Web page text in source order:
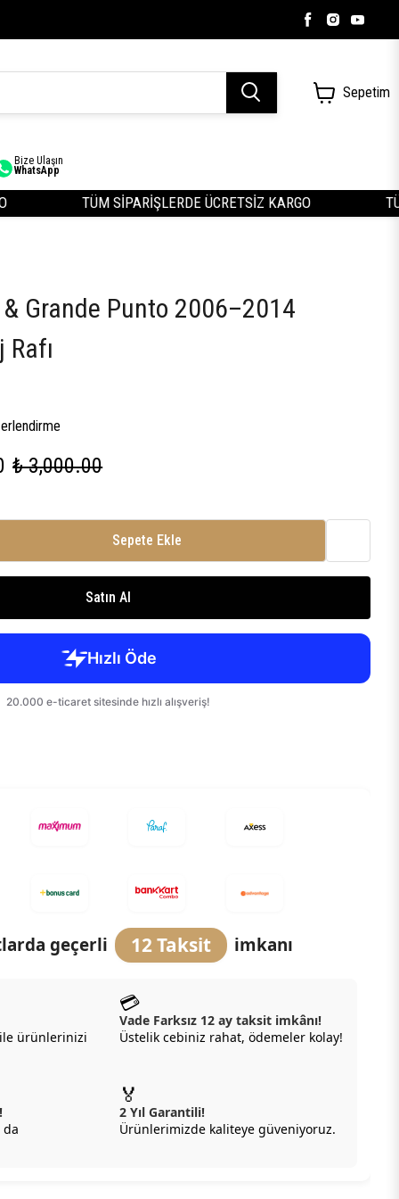
Sepetim
Bize Ulaşın
WhatsApp
TÜM SİPARİŞLERDE ÜCRETSİZ KARGO
Grande Punto 2006–2014
₺ 3,000.00
Sepete Ekle
Satın Al
geçerli 12 Taksit imkanı
ürünlerinizi
💳
Vade Farksız 12 ay taksit imkânı!
Üstelik cebiniz rahat, ödemeler kolay!
da
🏅
2 Yıl Garantili!
Ürünlerimizde kaliteye güveniyoruz.